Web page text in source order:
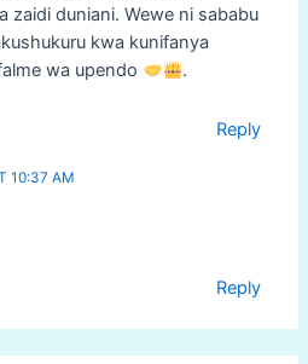
zaidi duniani. Wewe ni sababu
kwa kunifanya
wa upendo
.
Reply
10:37 AM
Reply